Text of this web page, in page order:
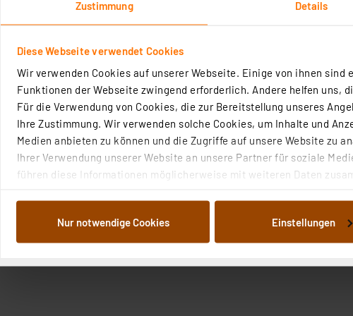
Zustimmung Details
Diese Webseite verwendet Cookies
Wir verwenden Cookies auf unserer Webseite. Einige von ihnen
Funktionen der Webseite zwingend erforderlich. Andere helfen uns,
Für die Verwendung von Cookies, die zur Bereitstellung unseres
Ihre Zustimmung. Wir verwenden solche Cookies, um Inhalte und
Medien anbieten zu können und die Zugriffe auf unsere Website zu
Ihrer Verwendung unserer Website an unsere Partner für soziale
führen diese Informationen möglicherweise mit weiteren Daten
Weiterverarbeitung für die nachfolgend dargestellten bzw. die von
Abs.1a DSG-VO) zu. Eine detaillierte Auflistung der einzelnen
Nur notwendige Cookies Einstellungen